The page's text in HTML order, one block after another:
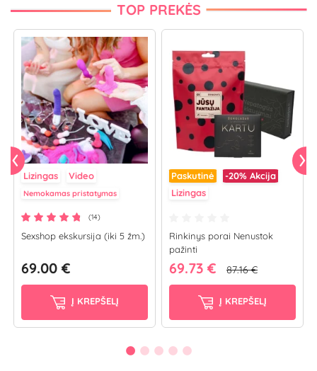
TOP PREKĖS
Lizingas Video
Nemokamas pristatymas
(14)
Sexshop ekskursija (iki 5 žm.)
69.00 €
Į KREPŠELĮ
Paskutinė -20% Akcija
Lizingas
Rinkinys porai Nenustok
pažinti
69.73 € 87.16 €
Į KREPŠELĮ